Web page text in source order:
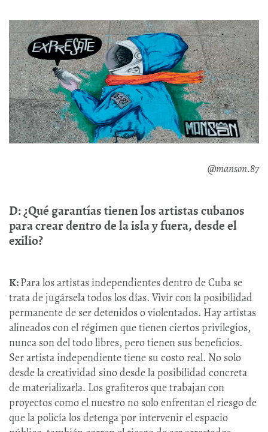
@manson.87
D: ¿Qué garantías tienen los artistas cubanos
para crear dentro de la isla y fuera, desde el
exilio?
K:Para los artistas independientes dentro de Cuba se
trata de jugársela todos los días. Vivir con la posibilidad
permanente de ser detenidos o violentados. Hay artistas
alineados con el régimen que tienen ciertos privilegios,
nunca son del todo libres, pero tienen sus beneficios.
Ser artista independiente tiene su costo real. No solo
desde la creatividad sino desde la posibilidad concreta
de materializarla. Los grafiteros que trabajan con
proyectos como el nuestro no solo enfrentan el riesgo de
que la policía los detenga por intervenir el espacio